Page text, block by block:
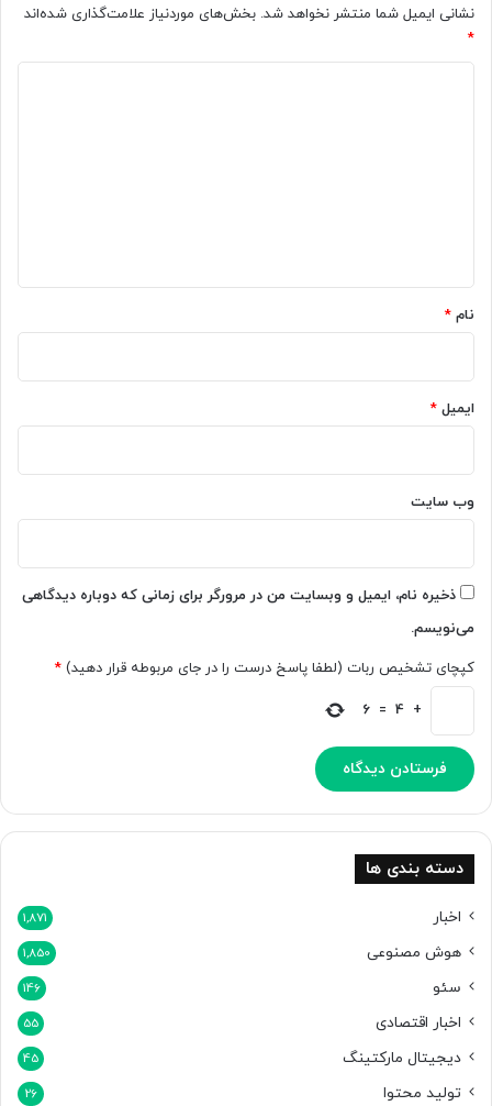
نشانی ایمیل شما منتشر نخواهد شد. بخش‌های موردنیاز علامت‌گذاری شده‌اند
*
نام *
ایمیل *
وب‌ سایت
ذخیره نام، ایمیل و وبسایت من در مرورگر برای زمانی که دوباره دیدگاهی
می‌نویسم.
کپچای تشخیص ربات (لطفا پاسخ درست را در جای مربوطه قرار دهید) *
+
4
=
6
دسته بندی ها
اخبار 1,871
هوش مصنوعی 1,850
سئو 146
اخبار اقتصادی 55
دیجیتال مارکتینگ 45
تولید محتوا 26